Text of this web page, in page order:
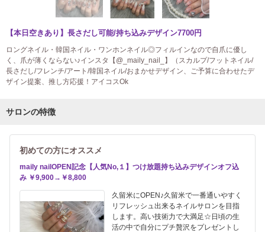
【本日空きあり】長さだし可能/持ち込みデザイン7700円
ロングネイル・韓国ネイル・ワンホンネイル◎フィルインなので自爪に優し
く、爪が薄くならない♪インスタ【@_maily_nail_】（スカルプ/フットネイル/
長さだし/フレンチ/アート/韓国ネイル/おまかせデザイン、ご予算に合わせたデ
ザイン提案、推し方応援！アイコスOk
サロンの特徴
初めての方にオススメ
maily nailOPEN記念【人気No,１】つけ放題持ち込みデザインオフ込
み ￥9,900→￥8,800
久留米にOPEN♪久留米で一番通いやすく
リフレッシュ出来るネイルサロンを目指
します。高い技術力で大満足☆日頃の生
活の中で自分にプチ贅沢をプレゼントし